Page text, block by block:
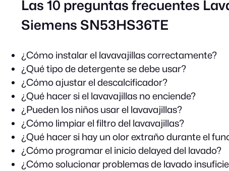
Las 10 preguntas frecuentes
Siemens SN53HS36TE
¿Cómo instalar el lavavajillas correctamente?
¿Qué tipo de detergente se debe usar?
¿Cómo ajustar el descalcificador?
¿Qué hacer si el lavavajillas no enciende?
¿Pueden los niños usar el lavavajillas?
¿Cómo limpiar el filtro del lavavajillas?
¿Qué hacer si hay un olor extraño durante el
¿Cómo programar el inicio delayed del lavado?
¿Cómo solucionar problemas de lavado